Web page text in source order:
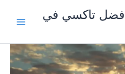
تاكسي في